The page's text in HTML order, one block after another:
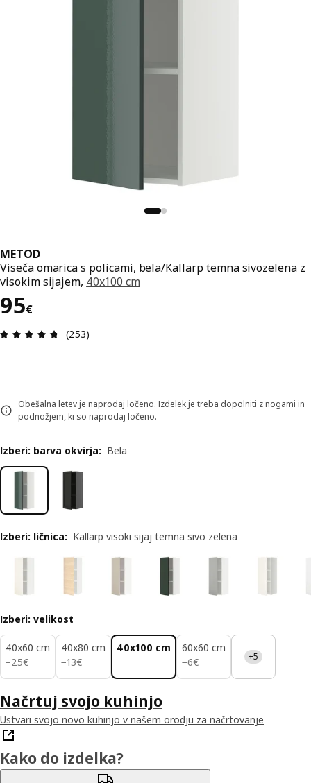
METOD
Viseča omarica s policami, bela/Kallarp temna sivozelena z
visokim sijajem, 40x100 cm
95€
Cena 95€
Ocena in komentar: 4.7 od skupno 5 zvezdic.
(253)
Obešalna letev je naprodaj ločeno. Izdelek je treba dopolniti z nogami in
podnožjem, ki so naprodaj ločeno.
Izberi: barva okvirja: Bela
Izberi: ličnica: Kallarp visoki sijaj temna sivo zelena
Izberi: velikost
40x60 cm
−25€
25€
40x80 cm
−13€
13€
40x100 cm
60x60 cm
−6€
6€ +5
Načrtuj svojo kuhinjo
Ustvari svojo novo kuhinjo v našem orodju za načrtovanje
Kako do izdelka?